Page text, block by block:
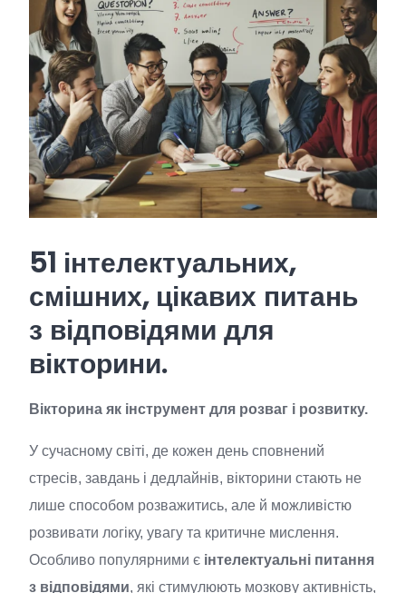
51 інтелектуальних,
смішних, цікавих питань
з відповідями для
вікторини.
Вікторина як інструмент для розваг і розвитку.
У сучасному світі, де кожен день сповнений
стресів, завдань і дедлайнів, вікторини стають не
лише способом розважитись, але й можливістю
розвивати логіку, увагу та критичне мислення.
Особливо популярними є інтелектуальні питання
з відповідями, які стимулюють мозкову активність,